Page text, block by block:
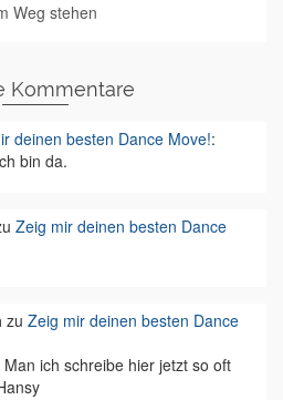
Weg stehen
Kommentare
deinen besten Dance Move!:
bin da.
Zeig mir deinen besten Dance
zu Zeig mir deinen besten Dance
ich schreibe hier jetzt so oft